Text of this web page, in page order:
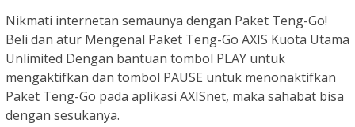
Nikmati internetan semaunya dengan Paket Teng-Go!
Beli dan atur Mengenal Paket Teng-Go AXIS Kuota Utama
Unlimited Dengan bantuan tombol PLAY untuk
mengaktifkan dan tombol PAUSE untuk menonaktifkan
Paket Teng-Go pada aplikasi AXISnet, maka sahabat bisa
dengan sesukanya.